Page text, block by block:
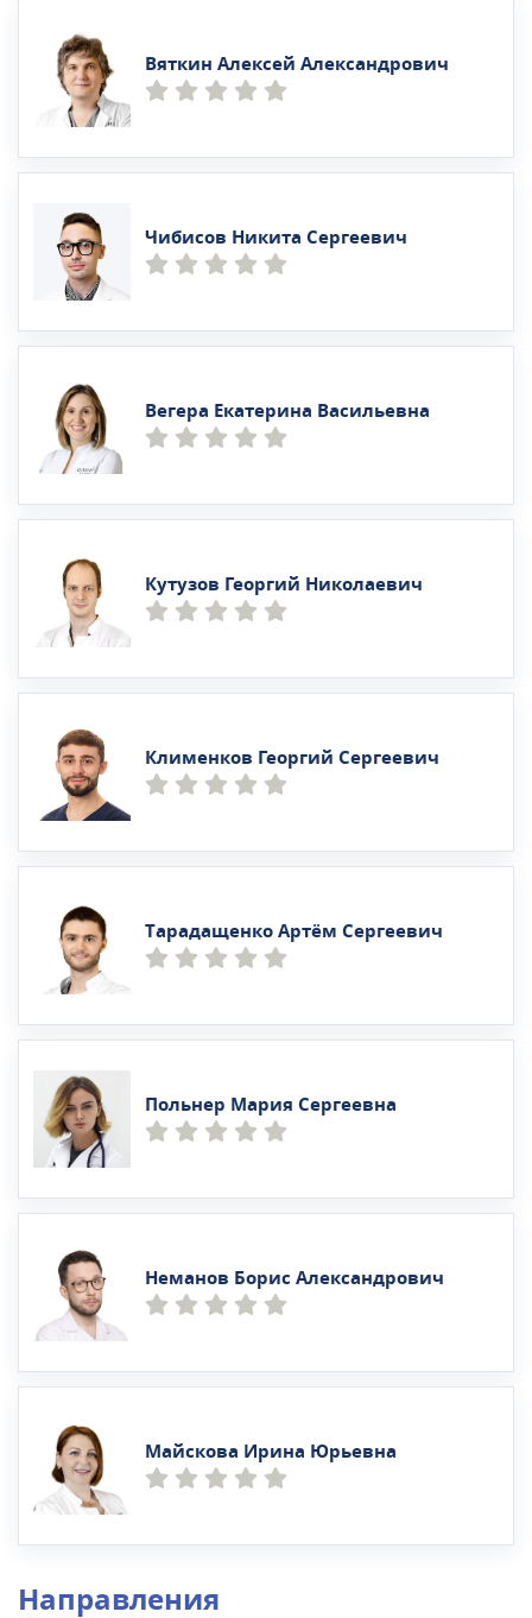
Вяткин Алексей Александрович
Чибисов Никита Сергеевич
Вегера Екатерина Васильевна
Кутузов Георгий Николаевич
Клименков Георгий Сергеевич
Тарадащенко Артём Сергеевич
Польнер Мария Сергеевна
Неманов Борис Александрович
Майскова Ирина Юрьевна
Направления